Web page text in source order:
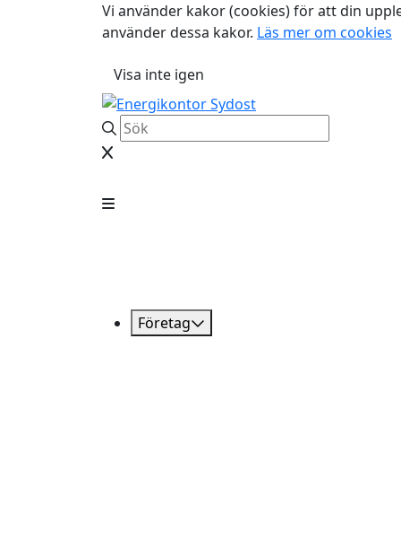
Vi använder kakor (cookies) för att din
använder dessa kakor. Läs mer om cookies
Visa inte igen
Företag